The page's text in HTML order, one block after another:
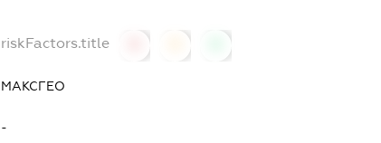
riskFactors.title
МАКСГЕО
-